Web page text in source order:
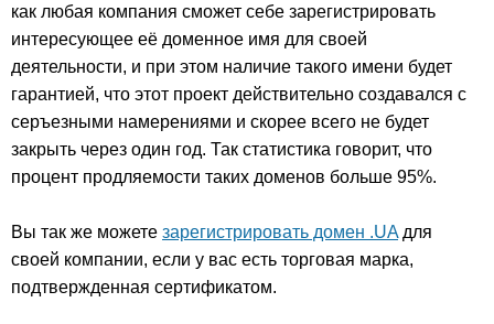
как любая компания сможет себе зарегистрировать
интересующее её доменное имя для своей
деятельности, и при этом наличие такого имени будет
гарантией, что этот проект действительно создавался с
серъезными намерениями и скорее всего не будет
закрыть через один год. Так статистика говорит, что
процент продляемости таких доменов больше 95%.
Вы так же можете зарегистрировать домен .UAдля
своей компании, если у вас есть торговая марка,
подтвержденная сертификатом.